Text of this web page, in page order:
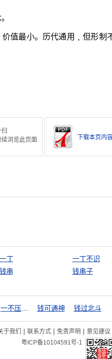
值最小。历代通用﹐但形制
浏览此页面
下载本页内
一丁 一丁不识
钱串 钱串子
一不压众，百不随一 钱可通神 钱过北斗
于我们 | 联系方式 | 免责声明 | 意见建议
粤ICP备10104591号-1